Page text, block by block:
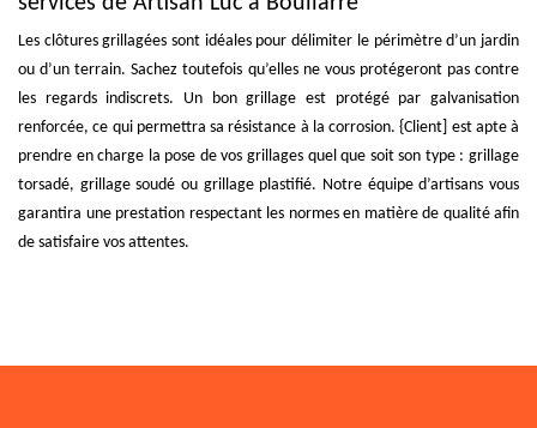
Les clôtures grillagées sont idéales pour délimiter le périmètre d’un jardin
ou d’un terrain. Sachez toutefois qu’elles ne vous protégeront pas contre
les regards indiscrets. Un bon grillage est protégé par galvanisation
renforcée, ce qui permettra sa résistance à la corrosion. {Client] est apte à
prendre en charge la pose de vos grillages quel que soit son type : grillage
torsadé, grillage soudé ou grillage plastifié. Notre équipe d’artisans vous
garantira une prestation respectant les normes en matière de qualité afin
de satisfaire vos attentes.